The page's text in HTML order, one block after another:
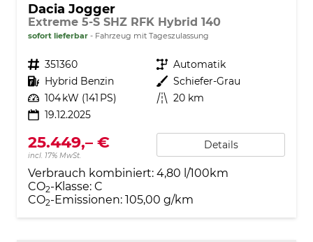
Dacia Jogger
Extreme 5-S SHZ RFK Hybrid 140
sofort lieferbar Fahrzeug mit Tageszulassung
Fahrzeugnr. 351360 Getriebe Automatik
Kraftstoff Hybrid Benzin Außenfarbe Schiefer-Grau
Leistung 104 kW (141 PS) Kilometerstand 20 km
19.12.2025
25.449,– €
incl. 17% MwSt.
Details
Verbrauch kombiniert: 4,80 l/100km
CO2-Klasse: C
CO2-Emissionen: 105,00 g/km